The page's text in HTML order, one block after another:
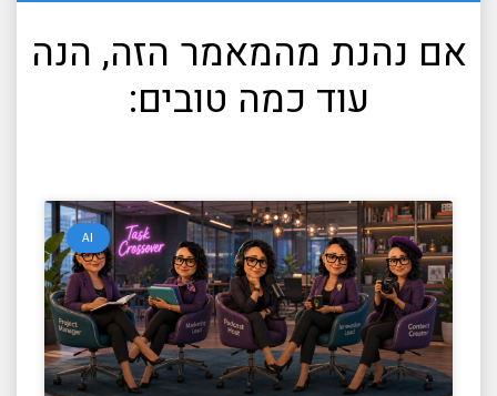
אם נהנת מהמאמר הזה, הנה
עוד כמה טובים:
AI